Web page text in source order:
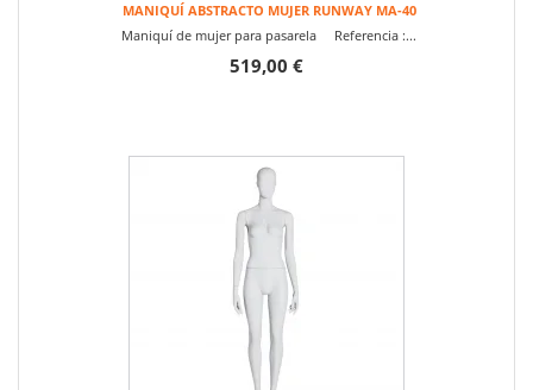
MANIQUÍ ABSTRACTO MUJER RUNWAY MA-40
Maniquí de mujer para pasarela Referencia :...
519,00 €